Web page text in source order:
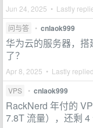
Jun 24, 2025 • Lastly
问与答 • cnlaok999
华为云的服务器，
了？
Apr 8, 2025 • Lastly
VPS • cnlaok999
RackNerd 年付的
7.8T 流量），还剩